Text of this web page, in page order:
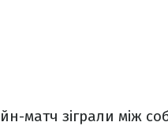
матч зіграли між